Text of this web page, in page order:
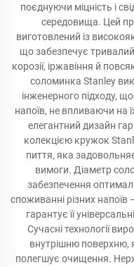
поєднуючи міцність і
середовища. Цей
виготовлений із
що забезпечує тривалий
корозії, іржавіння й
соломинка Stanley
інженерного підходу,
напоїв, не впливаючи на
елегантний дизайн
колекцією кружок
пиття, яка
вимоги. Діаметр
забезпечення
споживанні різних
гарантує її
Сучасні технології
внутрішню поверхню,
полегшує очищення.